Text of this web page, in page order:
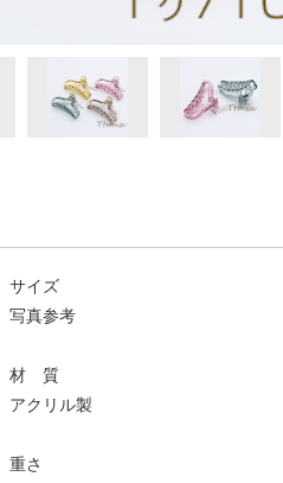
サイズ
写真参考
材 質
アクリル製
重さ